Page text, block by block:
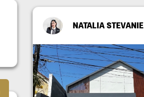
NATALIA STEVANIE